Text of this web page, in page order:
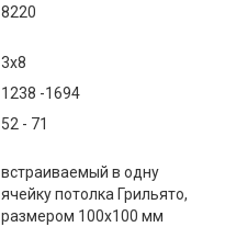
8220
3x8
1238 -1694
52 - 71
встраиваемый в одну
ячейку потолка Грильято,
размером 100x100 мм